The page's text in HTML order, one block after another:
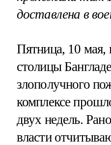
доставлена в
Пятница, 10 мая,
столицы
злополучного
комплексе
двух недель.
власти